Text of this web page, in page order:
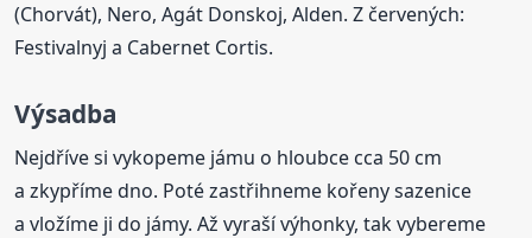
(Chorvát), Nero, Agát Donskoj, Alden. Z červených:
Festivalnyj a Cabernet Cortis.
Výsadba
Nejdříve si vykopeme jámu o hloubce cca 50 cm
a zkypříme dno. Poté zastřihneme kořeny sazenice
a vložíme ji do jámy. Až vyraší výhonky, tak vybereme